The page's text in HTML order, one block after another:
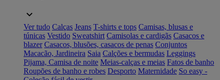
Ver tudo Calças Jeans T-shirts e tops Camisas, blusas e
túnicas Vestido Sweatshirt Camisolas e cardigãs Casacos e
blazer Casacos, blusões, casacos de penas Conjuntos
Macacão, Jardineira Saia Calções e bermudas Leggings
Pijama, Camisa de noite Meias-calças e meias Fatos de banho
Roupões de banho e robes Desporto Maternidade So easy -